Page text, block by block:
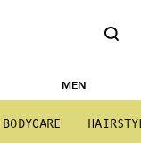
MEN
BODYCARE